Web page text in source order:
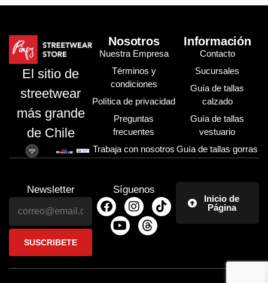
El sitio de
streetwear
más grande
de Chile
Nosotros
Nuestra Empresa
Términos y
condiciones
Política de privacidad
Preguntas
frecuentes
Trabaja con nosotros
Información
Contacto
Sucursales
Guía de tallas
calzado
Guía de tallas
vestuario
Guía de tallas gorras
Newsletter Síguenos
Inicio de
Página